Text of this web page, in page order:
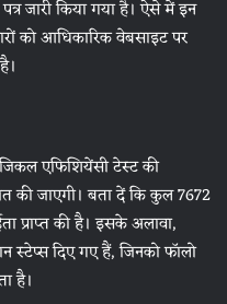
जारी किया गया है। ऐसे में इन
को आधिकारिक वेबसाइट पर
एफिशियेंसी टेस्ट की
जाएगी। बता दें कि कुल 7672
प्राप्त की है। इसके अलावा,
स्टेप्स दिए गए हैं, जिनको फॉलो
है।